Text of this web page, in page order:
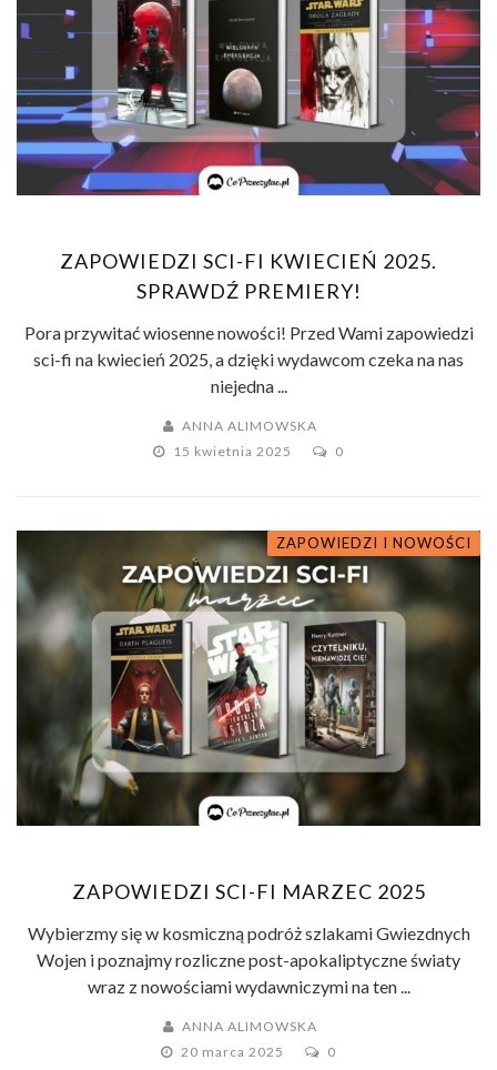
ZAPOWIEDZI SCI-FI KWIECIEŃ 2025.
SPRAWDŹ PREMIERY!
Pora przywitać wiosenne nowości! Przed Wami zapowiedzi
sci-fi na kwiecień 2025, a dzięki wydawcom czeka na nas
niejedna ...
ANNA ALIMOWSKA
15 kwietnia 2025
0
ZAPOWIEDZI I NOWOŚCI
ZAPOWIEDZI SCI-FI MARZEC 2025
Wybierzmy się w kosmiczną podróż szlakami Gwiezdnych
Wojen i poznajmy rozliczne post-apokaliptyczne światy
wraz z nowościami wydawniczymi na ten ...
ANNA ALIMOWSKA
20 marca 2025
0